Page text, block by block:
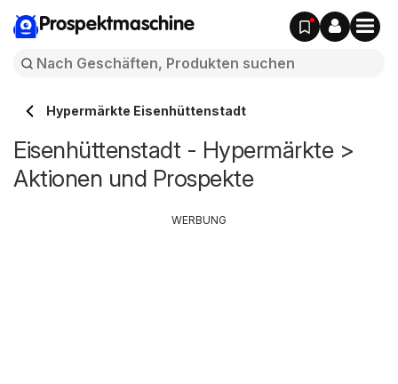
Prospektmaschine
Hypermärkte Eisenhüttenstadt
Eisenhüttenstadt - Hypermärkte >
Aktionen und Prospekte
WERBUNG